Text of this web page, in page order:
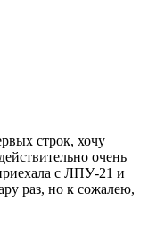
строк, хочу
очень
с ЛПУ-21 и
раз, но к сожалею,